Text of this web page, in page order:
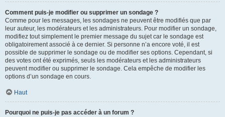
Comment puis-je modifier ou supprimer un sondage ?
Comme pour les messages, les sondages ne peuvent être modifiés que par
leur auteur, les modérateurs et les administrateurs. Pour modifier un sondage,
modifiez tout simplement le premier message du sujet car le sondage est
obligatoirement associé à ce dernier. Si personne n’a encore voté, il est
possible de supprimer le sondage ou de modifier ses options. Cependant, si
des votes ont été exprimés, seuls les modérateurs et les administrateurs
peuvent modifier ou supprimer le sondage. Cela empêche de modifier les
options d’un sondage en cours.
Haut
Pourquoi ne puis-je pas accéder à un forum ?